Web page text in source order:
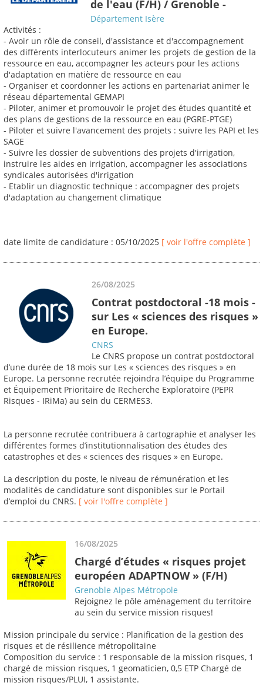
de l'eau (F/H) / Grenoble -
Département Isère
Activités :
- Avoir un rôle de conseil, d'assistance et d'accompagnement
des différents interlocuteurs animer les projets de gestion de la
ressource en eau, accompagner les acteurs pour les actions
d'adaptation en matière de ressource en eau
- Organiser et coordonner les actions en partenariat animer le
réseau départemental GEMAPI
- Piloter, animer et promouvoir le projet des études quantité et
des plans de gestions de la ressource en eau (PGRE-PTGE)
- Piloter et suivre l'avancement des projets : suivre les PAPI et les
SAGE
- Suivre les dossier de subventions des projets d'irrigation,
instruire les aides en irrigation, accompagner les associations
syndicales autorisées d'irrigation
- Etablir un diagnostic technique : accompagner des projets
d'adaptation au changement climatique
date limite de candidature : 05/10/2025 [ voir l'offre complète ]
26/08/2025
Contrat postdoctoral -18 mois -
sur Les « sciences des risques »
en Europe.
CNRS
Le CNRS propose un contrat postdoctoral
d’une durée de 18 mois sur Les « sciences des risques » en
Europe. La personne recrutée rejoindra l’équipe du Programme
et Équipement Prioritaire de Recherche Exploratoire (PEPR
Risques - IRiMa) au sein du CERMES3.
La personne recrutée contribuera à cartographie et analyser les
différentes formes d’institutionnalisation des études des
catastrophes et des « sciences des risques » en Europe.
La description du poste, le niveau de rémunération et les
modalités de candidature sont disponibles sur le Portail
d’emploi du CNRS. [ voir l'offre complète ]
16/08/2025
Chargé d’études « risques projet
européen ADAPTNOW » (F/H)
Grenoble Alpes Métropole
Rejoignez le pôle aménagement du territoire
au sein du service mission risques!
Mission principale du service : Planification de la gestion des
risques et de résilience métropolitaine
Composition du service : 1 responsable de la mission risques, 1
chargé de mission risques, 1 geomaticien, 0,5 ETP Chargé de
mission risques/PLUI, 1 assistante.